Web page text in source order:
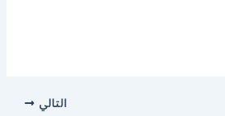
التالي